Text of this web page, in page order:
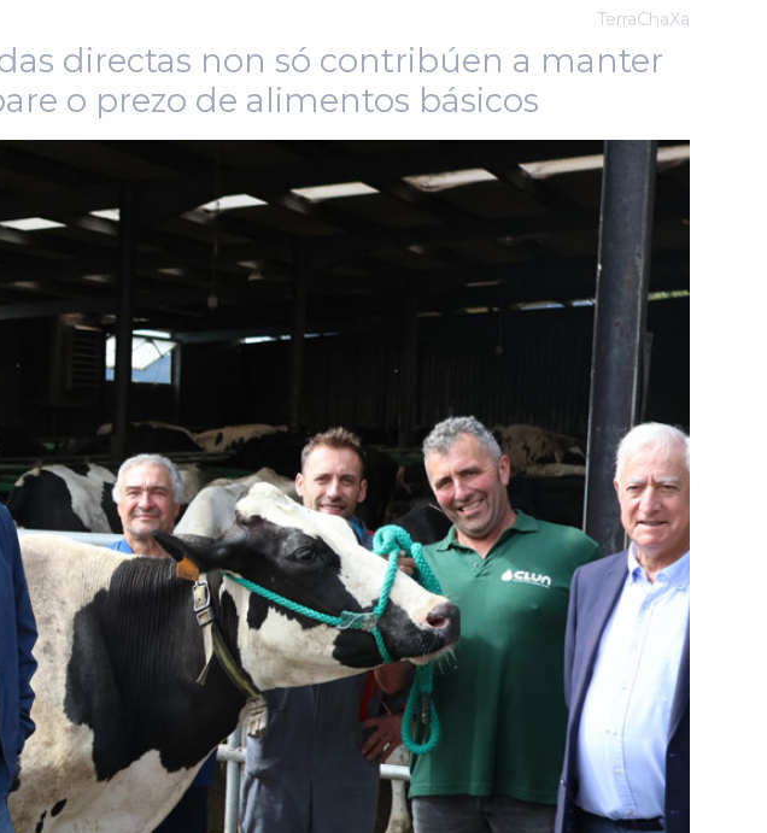
TerraChaXa
directas non só contribúen a manter
o prezo de alimentos básicos